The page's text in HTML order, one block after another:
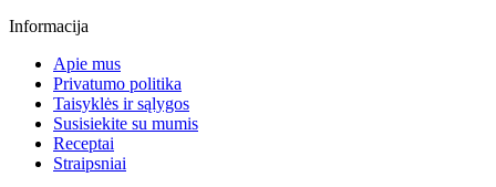
Informacija
Apie mus
Privatumo politika
Taisyklės ir sąlygos
Susisiekite su mumis
Receptai
Straipsniai